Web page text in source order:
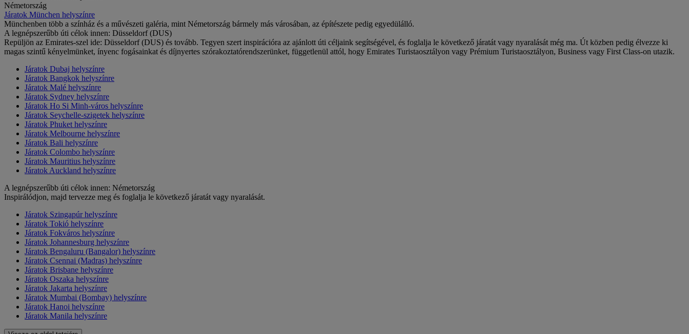
Németország
Járatok München helyszínre
Münchenben több a színház és a művészeti galéria, mint Németország bármely más városában, az építészete pedig egyedülálló.
A legnépszerűbb úti célok innen: Düsseldorf (DUS)
Repüljön az Emirates-szel ide: Düsseldorf (DUS) és tovább. Tegyen szert inspirációra az ajánlott úti céljaink segítségével, és foglalja le következő járatát vagy nyaralását még ma. Út közben pedig élvezze ki
magas szintű kényelmünket, ínyenc fogásainkat és díjnyertes szórakoztatórendszerünket, függetlenül attól, hogy Emirates Turistaosztályon vagy Prémium Turistaosztályon, Business vagy First Class-on utazik.
Járatok Dubaj helyszínre
Járatok Bangkok helyszínre
Járatok Malé helyszínre
Járatok Sydney helyszínre
Járatok Ho Si Minh-város helyszínre
Járatok Seychelle-szigetek helyszínre
Járatok Phuket helyszínre
Járatok Melbourne helyszínre
Járatok Bali helyszínre
Járatok Colombo helyszínre
Járatok Mauritius helyszínre
Járatok Auckland helyszínre
A legnépszerűbb úti célok innen: Németország
Inspirálódjon, majd tervezze meg és foglalja le következő járatát vagy nyaralását.
Járatok Szingapúr helyszínre
Járatok Tokió helyszínre
Járatok Fokváros helyszínre
Járatok Johannesburg helyszínre
Járatok Bengaluru (Bangalor) helyszínre
Járatok Csennai (Madras) helyszínre
Járatok Brisbane helyszínre
Járatok Oszaka helyszínre
Járatok Jakarta helyszínre
Járatok Mumbai (Bombay) helyszínre
Járatok Hanoi helyszínre
Járatok Manila helyszínre